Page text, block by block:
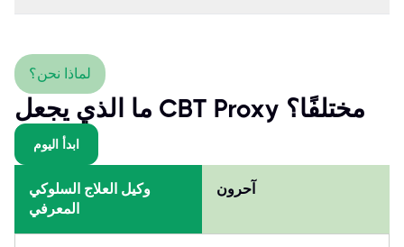
لماذا نحن؟
ما الذي يجعل CBT Proxy مختلفًا؟
ابدأ اليوم
وكيل العلاج السلوكي
المعرفي
آحرون